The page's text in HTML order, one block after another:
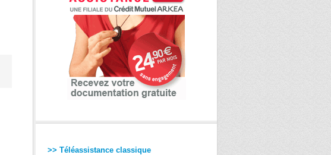
>> Téléassistance classique